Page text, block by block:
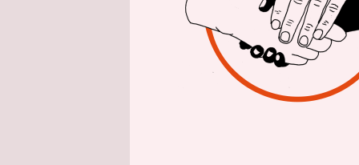
am 21.
die ältere
Solange
täglich